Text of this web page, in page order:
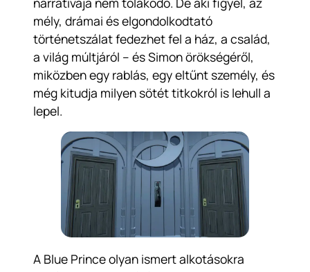
mély, drámai és elgondolkodtató
történetszálat fedezhet fel a ház, a család,
a világ múltjáról – és Simon örökségéről,
miközben egy rablás, egy eltűnt személy, és
még kitudja milyen sötét titkokról is lehull a
lepel.
A Blue Princeolyan ismert alkotásokra